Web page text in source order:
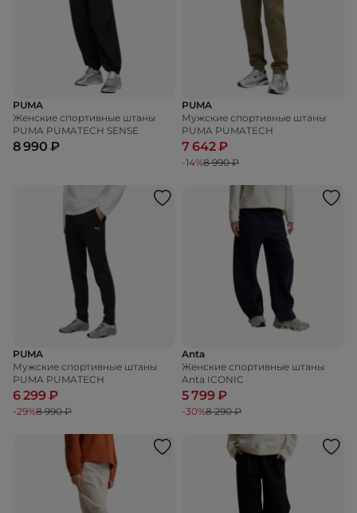
PUMA
Женские спортивные штаны
PUMA PUMATECH SENSE
8 990 ₽
PUMA
Мужские спортивные штаны
PUMA PUMATECH
7 642 ₽
-14%8 990 ₽
PUMA
Мужские спортивные штаны
PUMA PUMATECH
6 299 ₽
-29%8 990 ₽
Anta
Женские спортивные штаны
Anta ICONIC
5 799 ₽
-30%8 290 ₽